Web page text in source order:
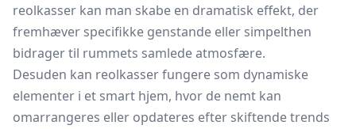
reolkasser kan man skabe en dramatisk effekt, der
fremhæver specifikke genstande eller simpelthen
bidrager til rummets samlede atmosfære.
Desuden kan reolkasser fungere som dynamiske
elementer i et smart hjem, hvor de nemt kan
omarrangeres eller opdateres efter skiftende trends